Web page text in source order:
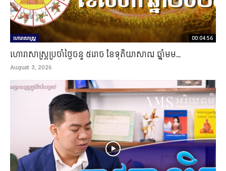
ហោរាសាស្ត្រ 00:04:56
ហោរាសាស្រ្តប្រចាំថ្ងៃចន្ទ ៥រោច ខែទុតិយាសាឍ ឆ្នាំមម...
August 3, 2026